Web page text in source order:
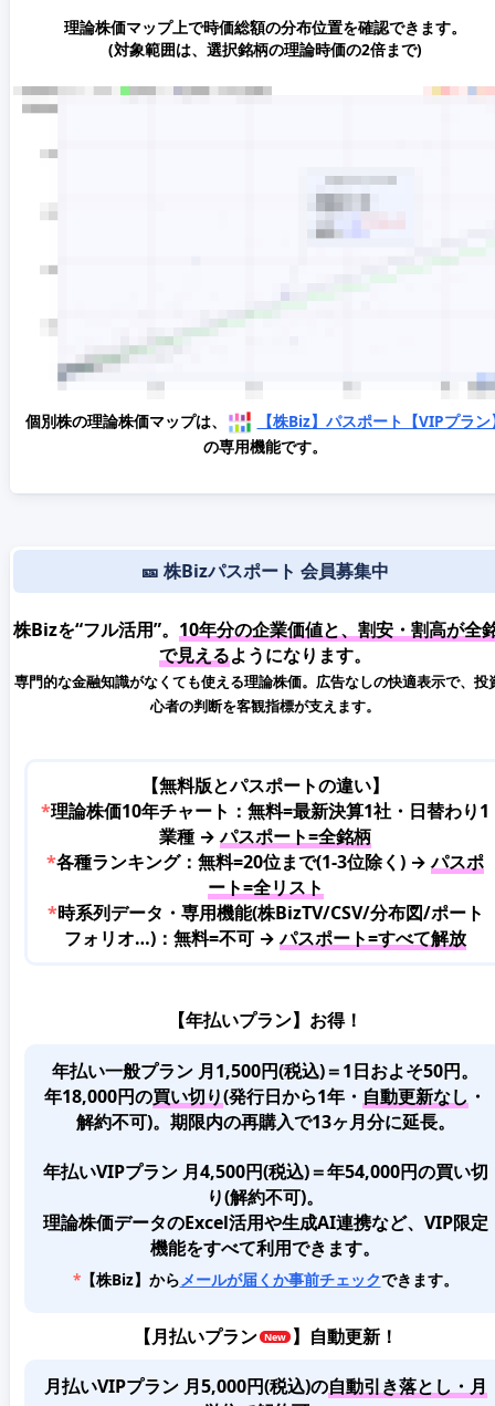
理論株価マップ上で時価総額の分布位置を確認できます。
(対象範囲は、選択銘柄の理論時価の2倍まで)
個別株の理論株価マップは、
【株Biz】パスポート【VIPプラン
の専用機能です。
🎫 株Bizパスポート 会員募集中
株Bizを“フル活用”。 10年分の企業価値と、割安・割高が全
で見えるようになります。
専門的な金融知識がなくても使える理論株価。広告なしの快適表示で、投
心者の判断を客観指標が支えます。
【無料版とパスポートの違い】
*理論株価10年チャート：無料=最新決算1社・日替わり1
業種 →パスポート=全銘柄
*各種ランキング：無料=20位まで(1-3位除く) →パスポ
ート=全リスト
*時系列データ・専用機能(株BizTV/CSV/分布図/ポート
フォリオ…)：無料=不可 →パスポート=すべて解放
【年払いプラン】お得！
年払い一般プラン 月1,500円(税込)＝1日およそ50円。
年18,000円の買い切り(発行日から1年・ 自動更新なし ・
解約不可)。期限内の再購入で13ヶ月分に延長。
年払いVIPプラン 月4,500円(税込)＝年54,000円の買い切
り(解約不可)。
理論株価データのExcel活用や生成AI連携など、VIP限定
機能をすべて利用できます。
*【株Biz】から メールが届くか事前チェックできます。
【月払いプラン 】自動更新！
月払いVIPプラン 月5,000円(税込)の自動引き落とし・月